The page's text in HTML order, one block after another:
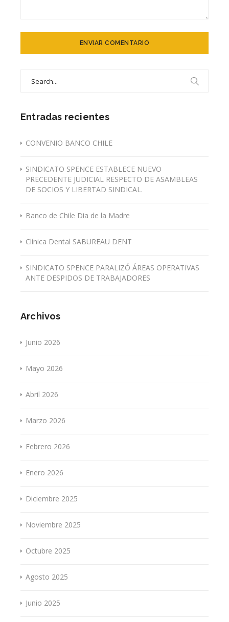
Entradas recientes
CONVENIO BANCO CHILE
SINDICATO SPENCE ESTABLECE NUEVO
PRECEDENTE JUDICIAL RESPECTO DE ASAMBLEAS
DE SOCIOS Y LIBERTAD SINDICAL.
Banco de Chile Dia de la Madre
Clínica Dental SABUREAU DENT
SINDICATO SPENCE PARALIZÓ ÁREAS OPERATIVAS
ANTE DESPIDOS DE TRABAJADORES
Archivos
Junio 2026
Mayo 2026
Abril 2026
Marzo 2026
Febrero 2026
Enero 2026
Diciembre 2025
Noviembre 2025
Octubre 2025
Agosto 2025
Junio 2025